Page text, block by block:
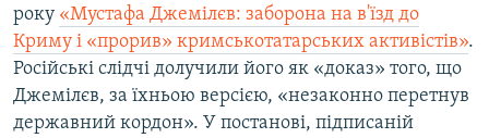
року «Мустафа Джемілєв: заборона на в'їзд до
Криму і «прорив» кримськотатарських активістів».
Російські слідчі долучили його як «доказ» того, що
Джемілєв, за їхньою версією, «незаконно перетнув
державний кордон». У постанові, підписаній